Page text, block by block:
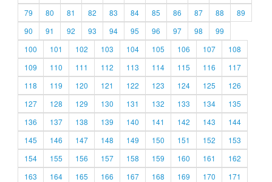
79
80 81 82 83 84 85 86 87 88
89
90
91 92 93 94 95 96 97 98
99
100
101 102 103 104 105 106 107
108
109
110 111 112 113 114 115 116
117
118
119 120 121 122 123 124 125
126
127
128 129 130 131 132 133 134
135
136
137 138 139 140 141 142 143
144
145
146 147 148 149 150 151 152
153
154
155 156 157 158 159 160 161
162
163
164 165 166 167 168 169 170
171